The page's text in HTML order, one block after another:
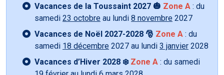
Vacances de la Toussaint 2027 🎃 Zone A : du
samedi 23 octobre au lundi 8 novembre 2027
Vacances de Noël 2027-2028 🎅 Zone A : du
samedi 18 décembre 2027 au lundi 3 janvier 2028
Vacances d’Hiver 2028 ❄️ Zone A : du samedi